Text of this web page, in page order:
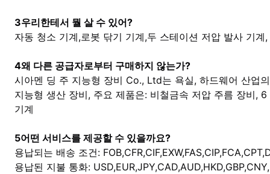
3우리한테서 뭘 살 수 있어?
자동 청소 기계,로봇 닦기 기계,두 스테이션 저압 발사 기계
4왜 다른 공급자로부터 구매하지 않는가?
시아멘 딩 주 지능형 장비 Co., Ltd는 욕실, 하드웨어 산업
지능형 생산 장비, 주요 제품은: 비철금속 저압 주름 장비, 6
기계
5어떤 서비스를 제공할 수 있을까요?
용납되는 배송 조건:
용납된 지불 통화: